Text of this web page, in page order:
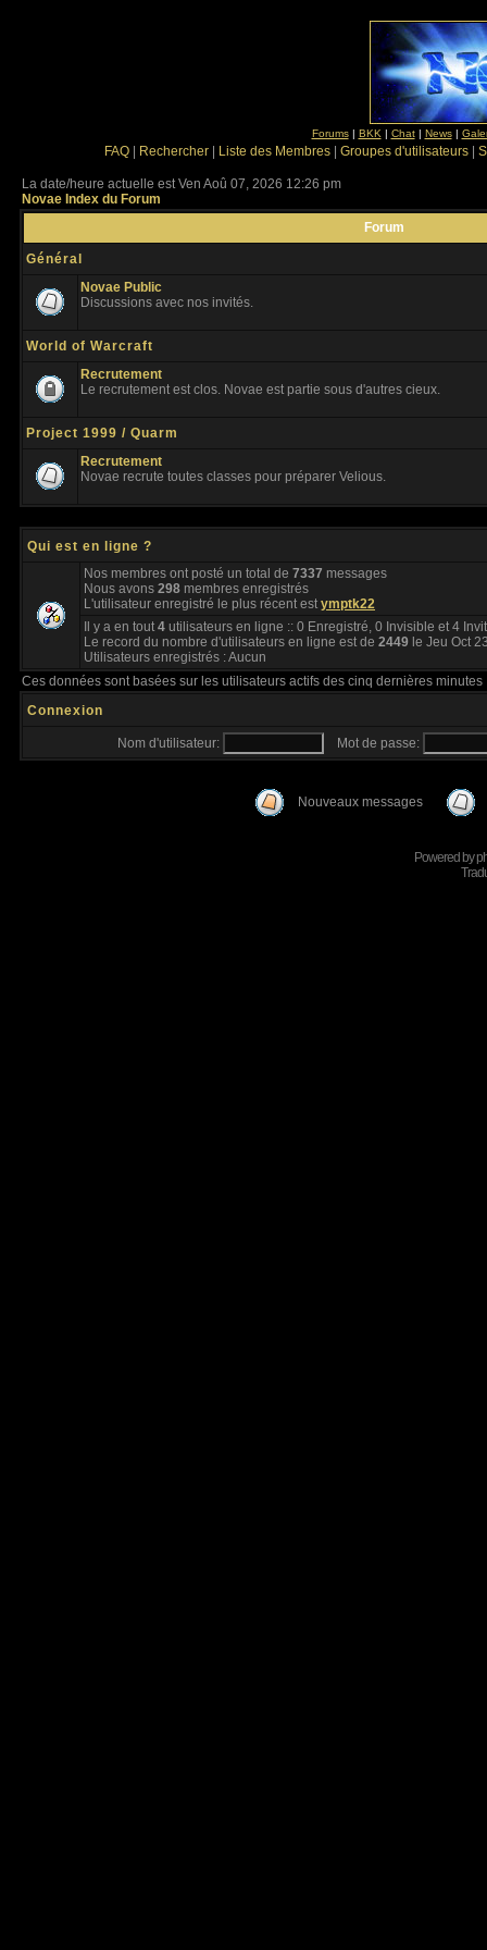
Forums| BKK | Chat| News|
FAQ Rechercher Liste des Membres Groupes d'utilisateurs
La date/heure actuelle est Ven Aoû 07, 2026 12:26 pm
Novae Index du Forum
Forum
Général
Novae Public
Discussions avec nos invités.
World of Warcraft
Recrutement
Le recrutement est clos. Novae est partie sous d'autres cieux.
Project 1999 / Quarm
Recrutement
Novae recrute toutes classes pour préparer Velious.
Qui est en ligne ?
Nos membres ont posté un total de 7337 messages
Nous avons 298 membres enregistrés
L'utilisateur enregistré le plus récent estymptk22
Il y a en tout4 utilisateurs en ligne :: 0 Enregistré, 0 Invisible et 4
Le record du nombre d'utilisateurs en ligne est de 2449 le Jeu Oct
Utilisateurs enregistrés : Aucun
Ces données sont basées sur les utilisateurs actifs des cinq dernières minutes
Connexion
Nom d'utilisateur: Mot de passe:
Nouveaux messages
Powered by